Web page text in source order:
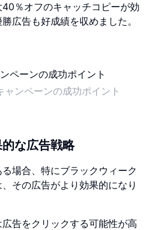
％オフのキャッチコピーが効
広告も好成績を収めました。
ャンペーンの成功ポイント
な広告戦略
場合、特にブラックウィーク
その広告がより効果的になり
告をクリックする可能性が高